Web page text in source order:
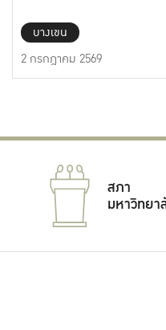
บางเขน
2 กรกฎาคม 2569
สภา
มหาวิทยา